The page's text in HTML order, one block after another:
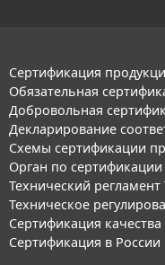
Сертификация
Обязательная
Добровольная
Декларирование
Схемы сертификации
Орган по сертификации
Технический
Техническое
Сертификация качества
Сертификация в России